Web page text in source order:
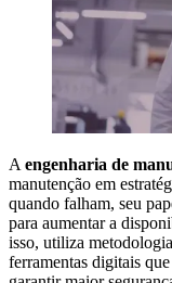
A engenharia de
manutenção em
quando falham, seu
para aumentar a
isso, utiliza
ferramentas digitais